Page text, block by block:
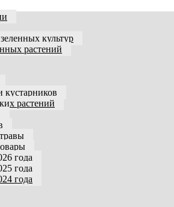
культур
растений
кустарников
растений
года
года
года